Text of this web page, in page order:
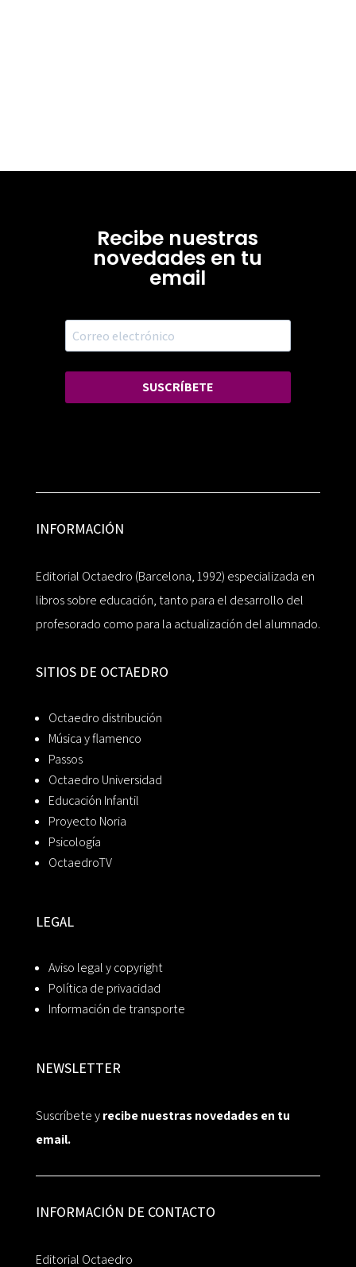
Recibe nuestras
novedades en tu
email
SUSCRÍBETE
INFORMACIÓN
Editorial Octaedro (Barcelona, 1992) especializada en
libros sobre educación, tanto para el desarrollo del
profesorado como para la actualización del alumnado.
SITIOS DE OCTAEDRO
Octaedro distribución
Música y flamenco
Passos
Octaedro Universidad
Educación Infantil
Proyecto Noria
Psicología
OctaedroTV
LEGAL
Aviso legal y copyright
Política de privacidad
Información de transporte
NEWSLETTER
Suscríbete yrecibe nuestras novedades en tu
email.
INFORMACIÓN DE CONTACTO
Editorial Octaedro